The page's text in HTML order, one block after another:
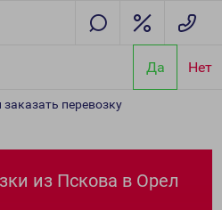
Да Нет
заказать перевозку
из Пскова в Орел